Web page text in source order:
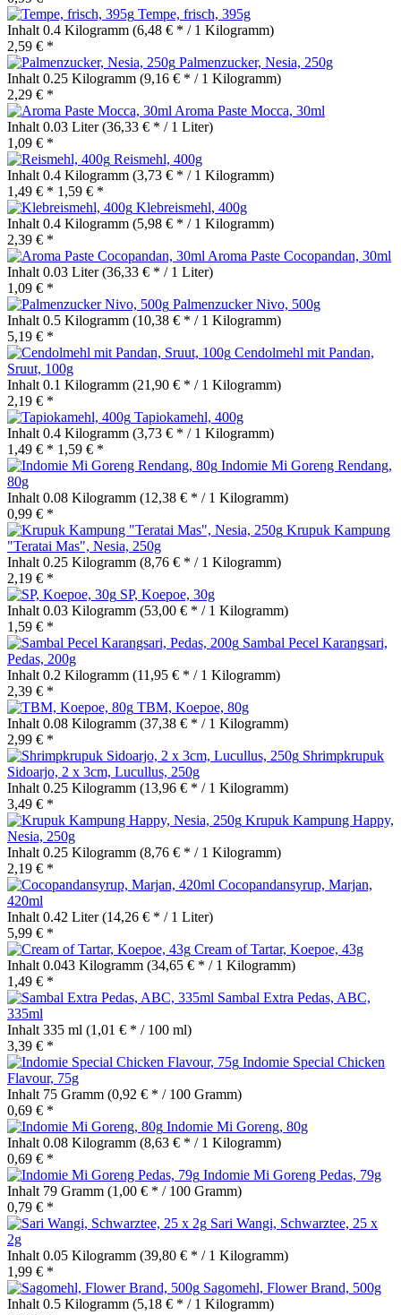
Tempe, frisch, 395g
Inhalt 0.4 Kilogramm (6,48 € * / 1 Kilogramm)
2,59 € *
Palmenzucker, Nesia, 250g
Inhalt 0.25 Kilogramm (9,16 € * / 1 Kilogramm)
2,29 € *
Aroma Paste Mocca, 30ml
Inhalt 0.03 Liter(36,33 € * / 1 Liter)
1,09 € *
Reismehl, 400g
Inhalt 0.4 Kilogramm (3,73 € * / 1 Kilogramm)
1,49 € * 1,59 € *
Klebreismehl, 400g
Inhalt 0.4 Kilogramm (5,98 € * / 1 Kilogramm)
2,39 € *
Aroma Paste Cocopandan, 30ml
Inhalt 0.03 Liter(36,33 € * / 1 Liter)
1,09 € *
Palmenzucker Nivo, 500g
Inhalt 0.5 Kilogramm (10,38 € * / 1 Kilogramm)
5,19 € *
Cendolmehl mit Pandan,
Sruut, 100g
Inhalt 0.1 Kilogramm (21,90 € * / 1 Kilogramm)
2,19 € *
Tapiokamehl, 400g
Inhalt 0.4 Kilogramm (3,73 € * / 1 Kilogramm)
1,49 € * 1,59 € *
Indomie Mi Goreng Rendang,
80g
Inhalt 0.08 Kilogramm (12,38 € * / 1 Kilogramm)
0,99 € *
Krupuk Kampung
"Teratai Mas", Nesia, 250g
Inhalt 0.25 Kilogramm (8,76 € * / 1 Kilogramm)
2,19 € *
SP, Koepoe, 30g
Inhalt 0.03 Kilogramm (53,00 € * / 1 Kilogramm)
1,59 € *
Sambal Pecel Karangsari,
Pedas, 200g
Inhalt 0.2 Kilogramm (11,95 € * / 1 Kilogramm)
2,39 € *
TBM, Koepoe, 80g
Inhalt 0.08 Kilogramm (37,38 € * / 1 Kilogramm)
2,99 € *
Shrimpkrupuk
Sidoarjo, 2 x 3cm, Lucullus, 250g
Inhalt 0.25 Kilogramm (13,96 € * / 1 Kilogramm)
3,49 € *
Krupuk Kampung Happy,
Nesia, 250g
Inhalt 0.25 Kilogramm (8,76 € * / 1 Kilogramm)
2,19 € *
Cocopandansyrup, Marjan,
420ml
Inhalt 0.42 Liter(14,26 € * / 1 Liter)
5,99 € *
Cream of Tartar, Koepoe, 43g
Inhalt 0.043 Kilogramm (34,65 € * / 1 Kilogramm)
1,49 € *
Sambal Extra Pedas, ABC,
335ml
Inhalt 335 ml (1,01 € * / 100 ml)
3,39 € *
Indomie Special Chicken
Flavour, 75g
Inhalt 75 Gramm (0,92 € * / 100 Gramm)
0,69 € *
Indomie Mi Goreng, 80g
Inhalt 0.08 Kilogramm (8,63 € * / 1 Kilogramm)
0,69 € *
Indomie Mi Goreng Pedas, 79g
Inhalt 79 Gramm (1,00 € * / 100 Gramm)
0,79 € *
Sari Wangi, Schwarztee, 25 x
2g
Inhalt 0.05 Kilogramm (39,80 € * / 1 Kilogramm)
1,99 € *
Sagomehl, Flower Brand, 500g
Inhalt 0.5 Kilogramm (5,18 € * / 1 Kilogramm)